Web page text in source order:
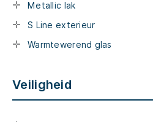
Metallic lak
S Line exterieur
Warmtewerend glas
Veiligheid